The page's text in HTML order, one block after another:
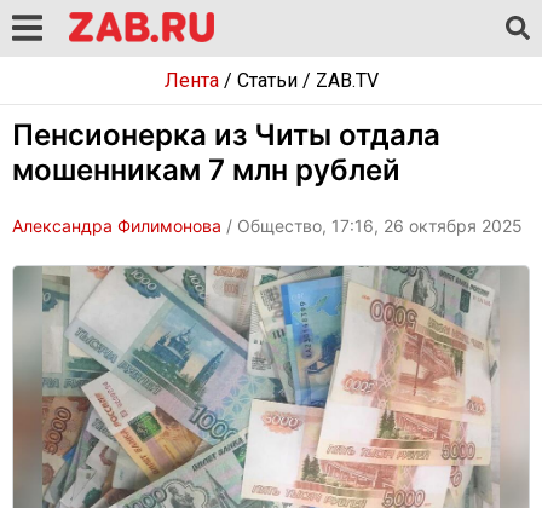
Лента/ Статьи/ ZAB.TV
Пенсионерка из Читы отдала
мошенникам 7 млн рублей
Александра Филимонова / Общество, 17:16, 26 октября 2025